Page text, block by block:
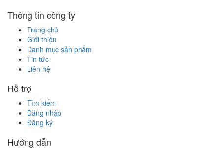
Thông tin công ty
Trang chủ
Giới thiệu
Danh mục sản phẩm
Tin tức
Liên hệ
Hỗ trợ
Tìm kiếm
Đăng nhập
Đăng ký
Hướng dẫn